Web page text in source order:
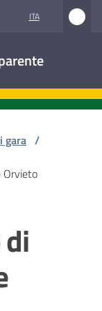
ITA
gara /
Orvieto